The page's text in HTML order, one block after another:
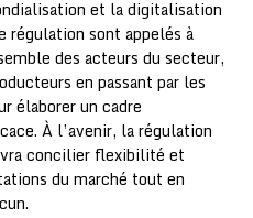
et la digitalisation
régulation sont appelés à
des acteurs du secteur,
en passant par les
élaborer un cadre
À l’avenir, la régulation
concilier flexibilité et
du marché tout en